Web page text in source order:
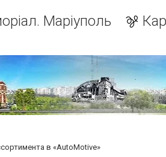
Маріуполь
в «AutoMotive»